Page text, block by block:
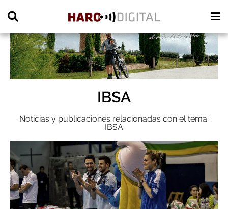
IBSA
Noticias y publicaciones relacionadas con el tema:
IBSA